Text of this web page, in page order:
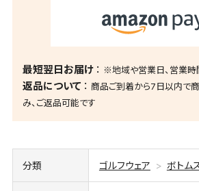
最短翌日お届け ※地域や営業日、営業時
返品について
商品ご到着から7日以内で
み、ご返品可能です
分類 ゴルフウェア ボトム